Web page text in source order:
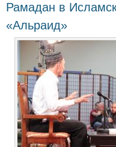
Рамадан в
«Альраид»